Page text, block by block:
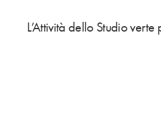
L’Attività dello Studio